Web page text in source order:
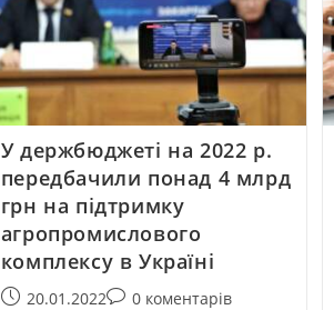
У держбюджеті на 2022 р.
передбачили понад 4 млрд
грн на підтримку
агропромислового
комплексу в Україні
20.01.2022 0 коментарів